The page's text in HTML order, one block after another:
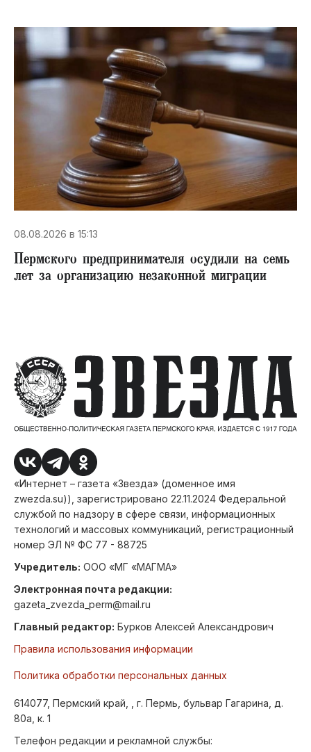
08.08.2026 в 15:13
Пермского предпринимателя осудили на семь
лет за организацию незаконной миграции
«Интернет – газета «Звезда» (доменное имя
zwezda.su)), зарегистрировано 22.11.2024 Федеральной
службой по надзору в сфере связи, информационных
технологий и массовых коммуникаций, регистрационный
номер ЭЛ № ФС 77 - 88725
Учредитель: ООО «МГ «МАГМА»
Электронная почта редакции:
gazeta_zvezda_perm@mail.ru
Главный редактор: Бурков Алексей Александрович
Правила использования информации
Политика обработки персональных данных
614077, Пермский край, , г. Пермь, бульвар Гагарина, д.
80а, к. 1
Телефон редакции и рекламной службы: